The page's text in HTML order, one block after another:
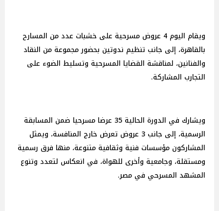
ويقام اليوم 4 عروض مسرحية على خشبات عدد من المسارح
بالقاهرة، إلى جانب تنظيم ندوتين بحضور مجموعة من النقاد
والفنانين، لمناقشة القضايا المسرحية وتسليط الضوء على
التجارب المشاركة.
ويشارك في الدورة الحالية 35 عرضا مسرحيا ضمن المسابقة
الرسمية، إلى جانب 3 عروض تعرض خارج المنافسة، ويمثل
المشاركون مؤسسات فنية وثقافية متنوعة، منها فرق رسمية
ومستقلة، وجامعية وأخرى للهواة، في انعكاس لتعدد وتنوع
المشهد المسرحي في مصر.